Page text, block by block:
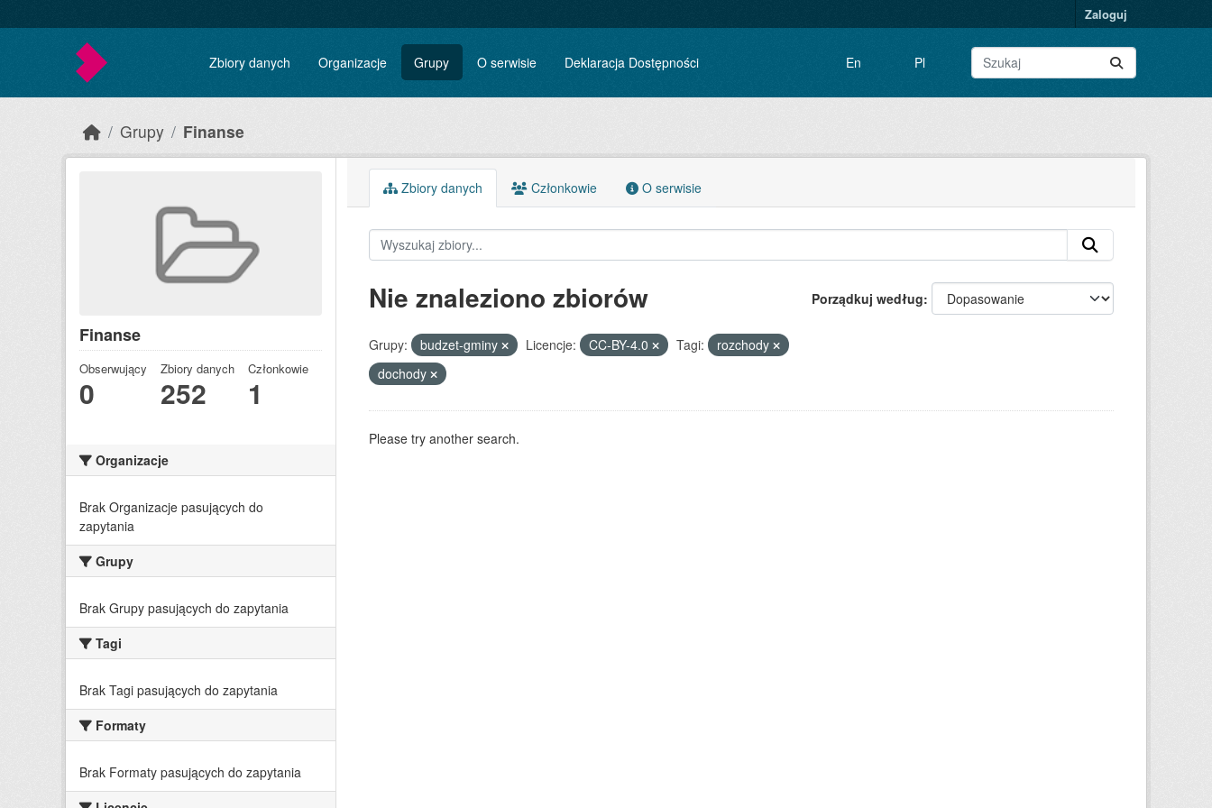
Zaloguj
Zbiory danych Organizacje Grupy O serwisie Deklaracja Dostępności En Pl
Grupy Finanse
Finanse
Obserwujący
0
Zbiory danych
252
Członkowie
1
Organizacje
Brak Organizacje pasujących do
zapytania
Grupy
Brak Grupy pasujących do zapytania
Tagi
Brak Tagi pasujących do zapytania
Formaty
Brak Formaty pasujących do zapytania
Zbiory danych Członkowie O serwisie
Porządkuj według
Nie znaleziono zbiorów
Grupy: budzet-gminy Licencje: CC-BY-4.0 Tagi:
rozchody
dochody
Please try another search.